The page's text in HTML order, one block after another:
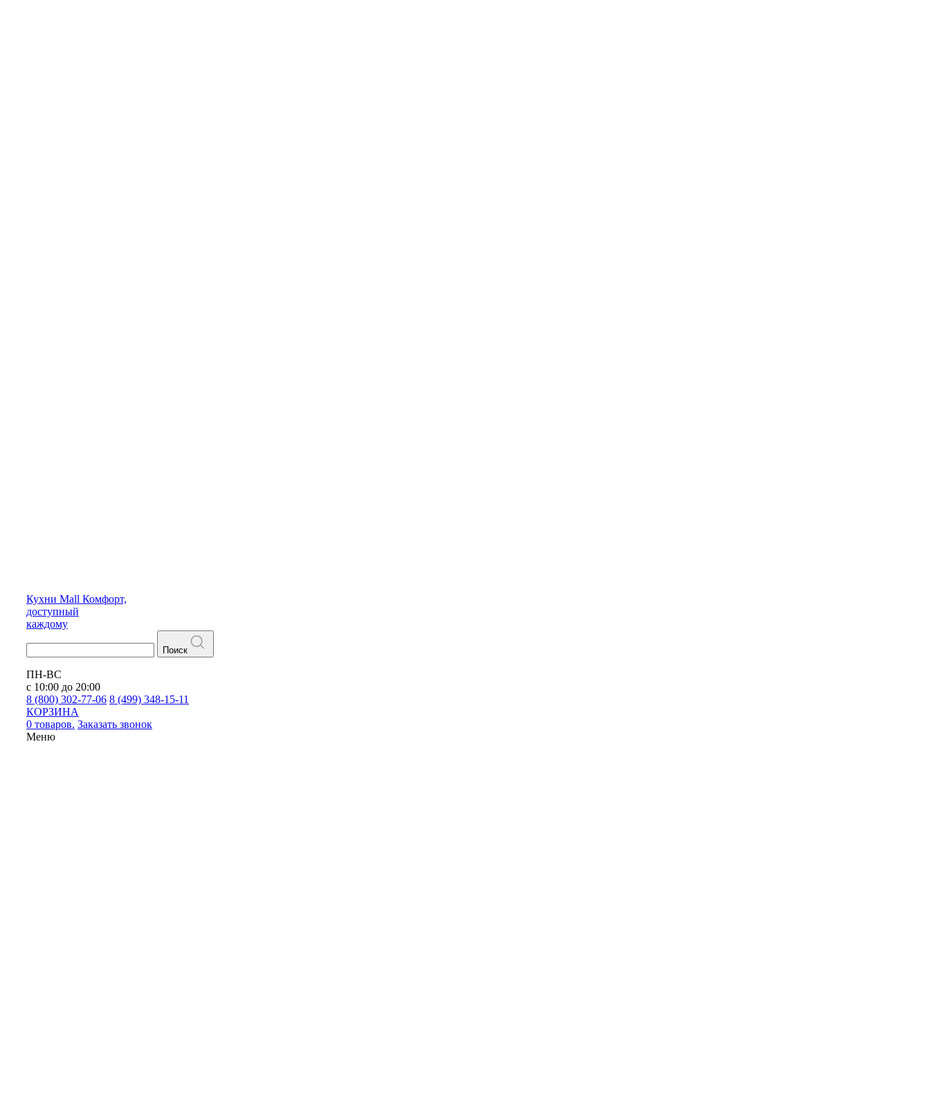
Кухни Mall Комфорт,
доступный
каждому
Поиск
ПН-ВС
с 10:00 до 20:00
8 (800) 302-77-06 8 (499) 348-15-11
КОРЗИНА
0 товаров. Заказать звонок
Меню